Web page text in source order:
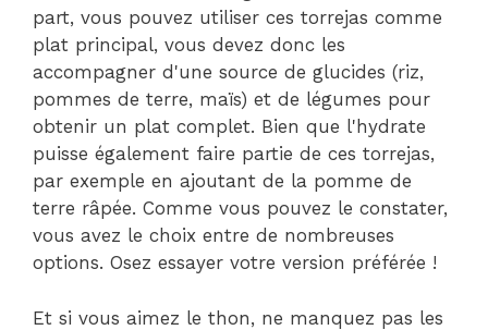
part, vous pouvez utiliser ces torrejas comme
plat principal, vous devez donc les
accompagner d'une source de glucides (riz,
pommes de terre, maïs) et de légumes pour
obtenir un plat complet. Bien que l'hydrate
puisse également faire partie de ces torrejas,
par exemple en ajoutant de la pomme de
terre râpée. Comme vous pouvez le constater,
vous avez le choix entre de nombreuses
options. Osez essayer votre version préférée !
Et si vous aimez le thon, ne manquez pas les